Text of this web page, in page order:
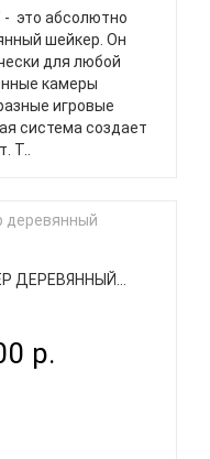
- это абсолютно
шейкер. Он
для любой
камеры
игровые
система создает
Т..
ДЕРЕВЯННЫЙ...
р.